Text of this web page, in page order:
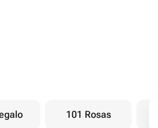
101 Rosas